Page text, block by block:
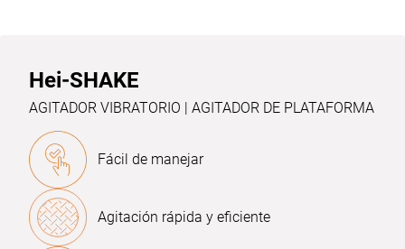
Hei-SHAKE
AGITADOR VIBRATORIO | AGITADOR DE PLATAFORMA
Fácil de manejar
Agitación rápida y eficiente